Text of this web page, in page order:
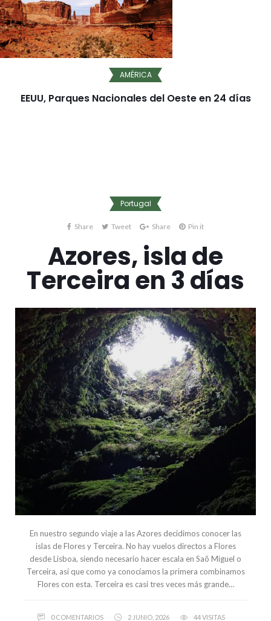
AMÉRICA
EEUU, Parques Nacionales del Oeste en 24 días
Portugal
Share Tweet Share Pin it
Azores, isla de
Terceira en 3 días
En nuestro segundo viaje a las Azores decidimos conocer las
islas de Flores y Terceira. No hay vuelos directos a Flores
desde Lisboa, siendo necesario hacer escala en Saõ Miguel o
Terceira, así que como ya conocíamos la primera combinamos
Flores con esta. Terceira es casi tres veces más grande…
0 COMENTARIOS 2 JUNIO, 2026 44 VISITAS